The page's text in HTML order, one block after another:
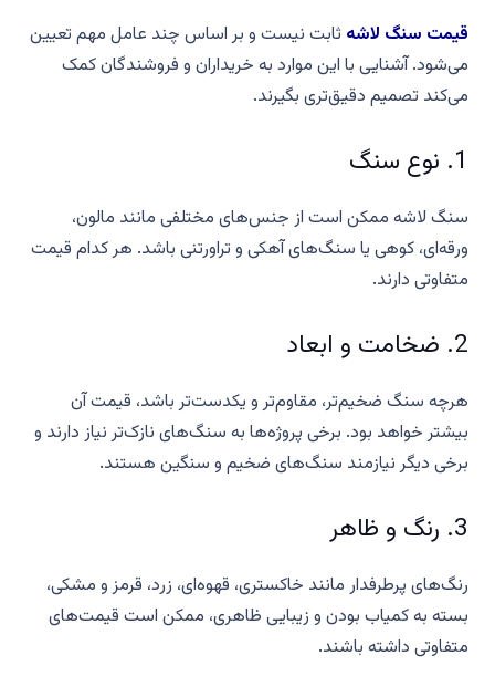
قیمت سنگ لاشه ثابت نیست و بر اساس چند عامل مهم تعیین
می‌شود. آشنایی با این موارد به خریداران و فروشندگان کمک
می‌کند تصمیم دقیق‌تری بگیرند.
1. نوع سنگ
سنگ لاشه ممکن است از جنس‌های مختلفی مانند مالون،
ورقه‌ای، کوهی یا سنگ‌های آهکی و تراورتنی باشد. هر کدام قیمت
متفاوتی دارند.
2. ضخامت و ابعاد
هرچه سنگ ضخیم‌تر، مقاوم‌تر و یکدست‌تر باشد، قیمت آن
بیشتر خواهد بود. برخی پروژه‌ها به سنگ‌های نازک‌تر نیاز دارند و
برخی دیگر نیازمند سنگ‌های ضخیم و سنگین هستند.
3. رنگ و ظاهر
رنگ‌های پرطرفدار مانند خاکستری، قهوه‌ای، زرد، قرمز و مشکی،
بسته به کمیاب بودن و زیبایی ظاهری، ممکن است قیمت‌های
متفاوتی داشته باشند.